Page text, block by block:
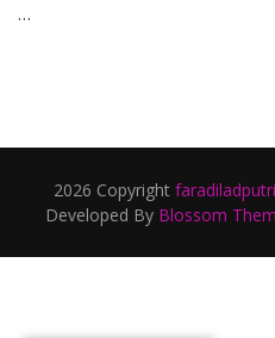
…
2026 Copyright
Developed By Blossom